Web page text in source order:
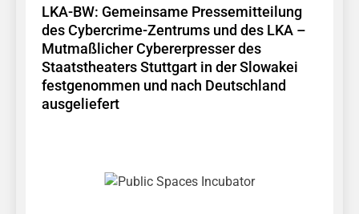
LKA-BW: Gemeinsame Pressemitteilung
des Cybercrime-Zentrums und des LKA –
Mutmaßlicher Cybererpresser des
Staatstheaters Stuttgart in der Slowakei
festgenommen und nach Deutschland
ausgeliefert